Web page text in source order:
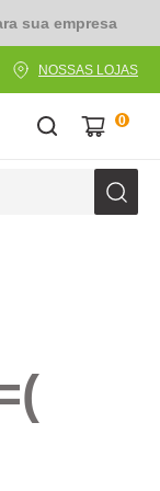
sua empresa
NOSSAS LOJAS
0